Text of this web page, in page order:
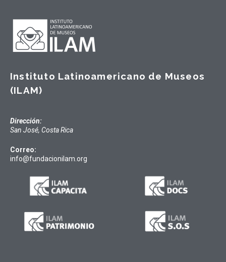
Instituto Latinoamericano de Museos
(ILAM)
Dirección:
San José, Costa Rica
Correo:
info@fundacionilam.org